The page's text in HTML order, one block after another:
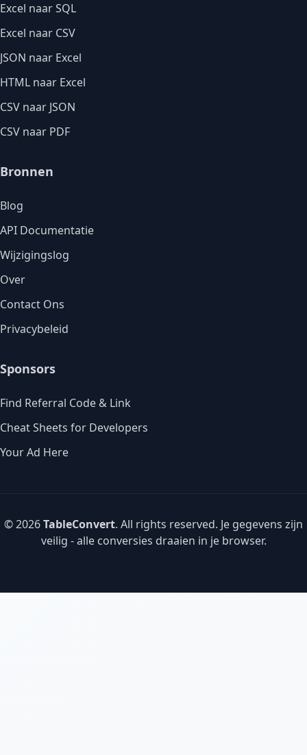
Excel naar SQL
Excel naar CSV
JSON naar Excel
HTML naar Excel
CSV naar JSON
CSV naar PDF
Bronnen
Blog
API Documentatie
Wijzigingslog
Over
Contact Ons
Privacybeleid
Sponsors
Find Referral Code & Link
Cheat Sheets for Developers
Your Ad Here
© 2026TableConvert. All rights reserved. Je gegevens zijn
veilig - alle conversies draaien in je browser.